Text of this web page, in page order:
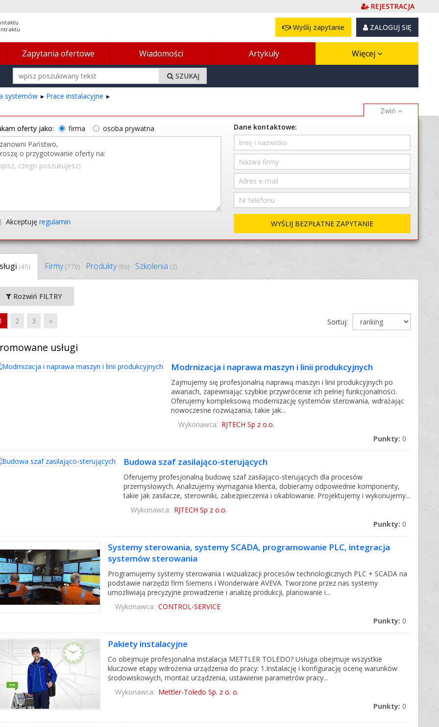
REJESTRACJA
ZALOGUJ SIĘ
Wyślij zapytanie
Zapytania ofertowe Wiadomości Artykuły Więcej
SZUKAJ
systemów Prace instalacyjne
(45) Firmy(770) Produkty(86) Szkolenia (2)
Rozwiń FILTRY
2 3 » Sortuj:
usługi
Modrnizacja i naprawa maszyn i linii produkcyjnych
Zajmujemy się profesjonalną naprawą maszyn i linii produkcyjnych po
awariach, zapewniając szybkie przywrócenie ich pełnej funkcjonalności.
Oferujemy kompleksową modernizację systemów sterowania, wdrażając
nowoczesne rozwiązania, takie jak...
Wykonawca: RJTECH Sp z o.o.
Punkty: 0
Budowa szaf zasilająco-sterujących
Oferujemy profesjonalną budowę szaf zasilająco-sterujących dla procesów
przemysłowych. Analizujemy wymagania klienta, dobieramy odpowiednie komponenty,
takie jak zasilacze, sterowniki, zabezpieczenia i okablowanie. Projektujemy i wykonujemy...
Wykonawca: RJTECH Sp z o.o.
Punkty: 0
Systemy sterowania, systemy SCADA, programowanie PLC, integracja
systemów sterowania
Programujemy systemy sterowania i wizualizacji procesów technologicznych PLC + SCADA na
podstawie narzędzi firm Siemens i Wonderware AVEVA. Tworzone przez nas systemy
umożliwiają precyzyjne prowadzenie i analizę produkcji, planowanie i...
Wykonawca: CONTROL-SERVICE
Punkty: 0
Pakiety instalacyjne
Co obejmuje profesjonalna instalacja METTLER TOLEDO? Usługa obejmuje wszystkie
kluczowe etapy wdrożenia urządzenia do pracy: 1.Instalację i konfigurację ocenę warunków
środowiskowych, montaż urządzenia, ustawienie parametrów pracy...
Wykonawca: Mettler-Toledo Sp. z o. o.
Punkty: 0
oferty jako: firma osoba prywatna
czego poszukujesz)
Akceptuję regulamin
Dane kontaktowe:
WYŚLIJ BEZPŁATNE ZAPYTANIE